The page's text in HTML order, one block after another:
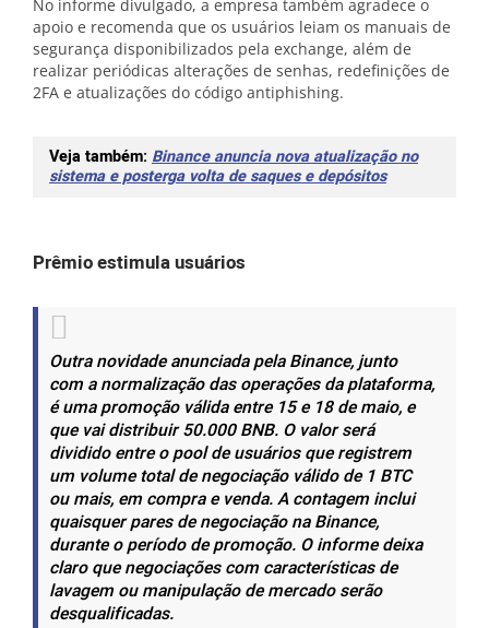
No informe divulgado, a empresa também agradece o
apoio e recomenda que os usuários leiam os manuais de
segurança disponibilizados pela exchange, além de
realizar periódicas alterações de senhas, redefinições de
2FA e atualizações do código antiphishing.
Veja também: Binance anuncia nova atualização no
sistema e posterga volta de saques e depósitos
Prêmio estimula usuários
Outra novidade anunciada pela Binance, junto
com a normalização das operações da plataforma,
é uma promoção válida entre 15 e 18 de maio, e
que vai distribuir 50.000 BNB. O valor será
dividido entre o pool de usuários que registrem
um volume total de negociação válido de 1 BTC
ou mais, em compra e venda. A contagem inclui
quaisquer pares de negociação na Binance,
durante o período de promoção. O informe deixa
claro que negociações com características de
lavagem ou manipulação de mercado serão
desqualificadas.